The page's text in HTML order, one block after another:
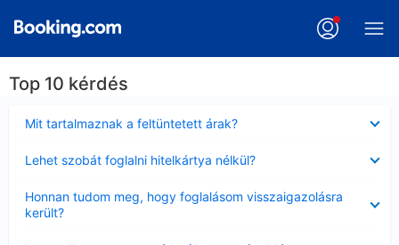
Top 10 kérdés
Mit tartalmaznak a feltüntetett árak?
Lehet szobát foglalni hitelkártya nélkül?
Honnan tudom meg, hogy foglalásom visszaigazolásra
került?